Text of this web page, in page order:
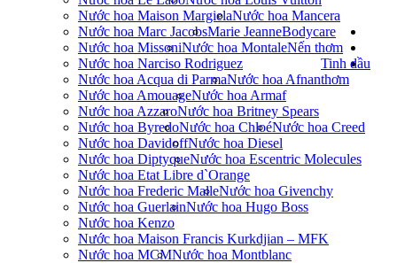
Nước hoa Maison MargielaNước hoa Mancera
Nước hoa Marc JacobsMarie Jeanne
Nước hoa MissoniNước hoa Montale
Nước hoa Narciso Rodriguez
Nước hoa Acqua di ParmaNước hoa Afnan
Nước hoa AmouageNước hoa Armaf
Nước hoa AzzaroNước hoa Britney Spears
Nước hoa ByredoNước hoa ChloéNước hoa Creed
Nước hoa DavidoffNước hoa Diesel
Nước hoa DiptyqueNước hoa Escentric Molecules
Nước hoa Etat Libre d`Orange
Nước hoa Frederic MalleNước hoa Givenchy
Nước hoa GuerlainNước hoa Hugo Boss
Nước hoa Kenzo
Nước hoa Maison Francis Kurkdjian – MFK
Nước hoa MCMNước hoa Montblanc
Bodycare
Nến thơm
Tinh dầu
thơm